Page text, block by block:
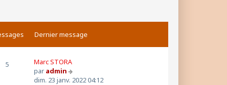
Dernier message
5
Marc STORA
par admin
o
dim. 23 janv. 2022 04:12